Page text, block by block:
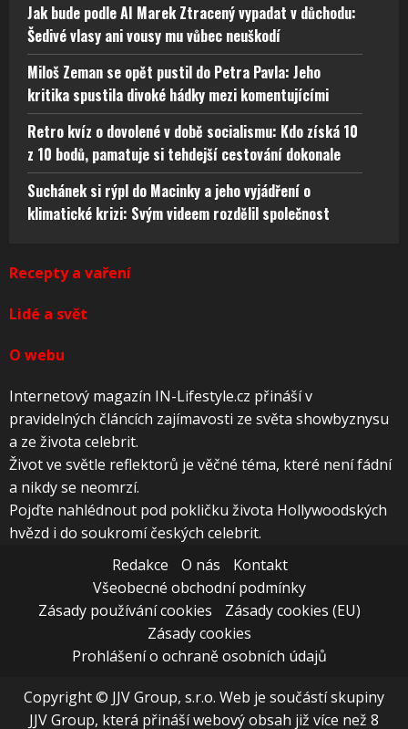
Jak bude podle AI Marek Ztracený vypadat v důchodu:
Šedivé vlasy ani vousy mu vůbec neuškodí
Miloš Zeman se opět pustil do Petra Pavla: Jeho
kritika spustila divoké hádky mezi komentujícími
Retro kvíz o dovolené v době socialismu: Kdo získá 10
z 10 bodů, pamatuje si tehdejší cestování dokonale
Suchánek si rýpl do Macinky a jeho vyjádření o
klimatické krizi: Svým videem rozdělil společnost
Recepty a vaření
Lidé a svět
O webu
Internetový magazín IN-Lifestyle.cz přináší v
pravidelných článcích zajímavosti ze světa showbyznysu
a ze života celebrit.
Život ve světle reflektorů je věčné téma, které není fádní
a nikdy se neomrzí.
Pojďte nahlédnout pod pokličku života Hollywoodských
hvězd i do soukromí českých celebrit.
Redakce
O nás
Kontakt
Všeobecné obchodní podmínky
Zásady používání cookies
Zásady cookies (EU)
Zásady cookies
Prohlášení o ochraně osobních údajů
Copyright © JJV Group, s.r.o. Web je součástí skupiny
JJV Group, která přináší webový obsah již více než 8